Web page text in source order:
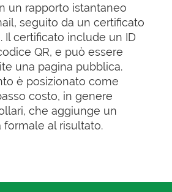
un rapporto istantaneo
seguito da un certificato
Il certificato include un ID
QR, e può essere
una pagina pubblica.
è posizionato come
costo, in genere
che aggiunge un
al risultato.